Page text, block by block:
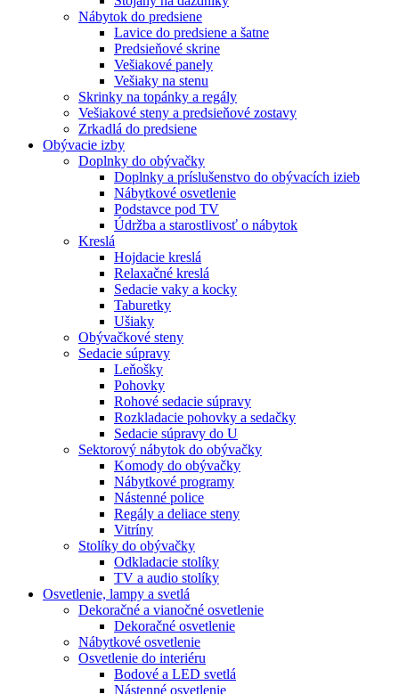
Nábytok do predsiene
Lavice do predsiene a šatne
Predsieňové skrine
Vešiakové panely
Vešiaky na stenu
Skrinky na topánky a regály
Vešiakové steny a predsieňové zostavy
Zrkadlá do predsiene
Obývacie izby
Doplnky do obývačky
Doplnky a príslušenstvo do obývacích izieb
Nábytkové osvetlenie
Podstavce pod TV
Údržba a starostlivosť o nábytok
Kreslá
Hojdacie kreslá
Relaxačné kreslá
Sedacie vaky a kocky
Taburetky
Ušiaky
Obývačkové steny
Sedacie súpravy
Leňošky
Pohovky
Rohové sedacie súpravy
Rozkladacie pohovky a sedačky
Sedacie súpravy do U
Sektorový nábytok do obývačky
Komody do obývačky
Nábytkové programy
Nástenné police
Regály a deliace steny
Vitríny
Stolíky do obývačky
Odkladacie stolíky
TV a audio stolíky
Osvetlenie, lampy a svetlá
Dekoračné a vianočné osvetlenie
Dekoračné osvetlenie
Nábytkové osvetlenie
Osvetlenie do interiéru
Bodové a LED svetlá
Nástenné osvetlenie